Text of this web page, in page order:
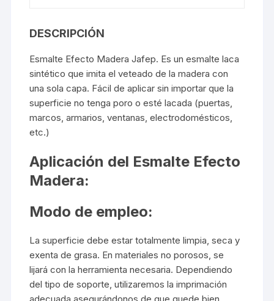
DESCRIPCIÓN
Esmalte Efecto MaderaJafep. Es un esmalte laca
sintético que imita el veteado de la madera con
una sola capa. Fácil de aplicar sin importar que la
superficie no tenga poro o esté lacada (puertas,
marcos, armarios, ventanas, electrodomésticos,
etc.)
Aplicación del Esmalte Efecto
Madera:
Modo de empleo:
La superficie debe estar totalmente limpia, seca y
exenta de grasa. En materiales no porosos, se
lijará con la herramienta necesaria. Dependiendo
del tipo de soporte, utilizaremos la imprimación